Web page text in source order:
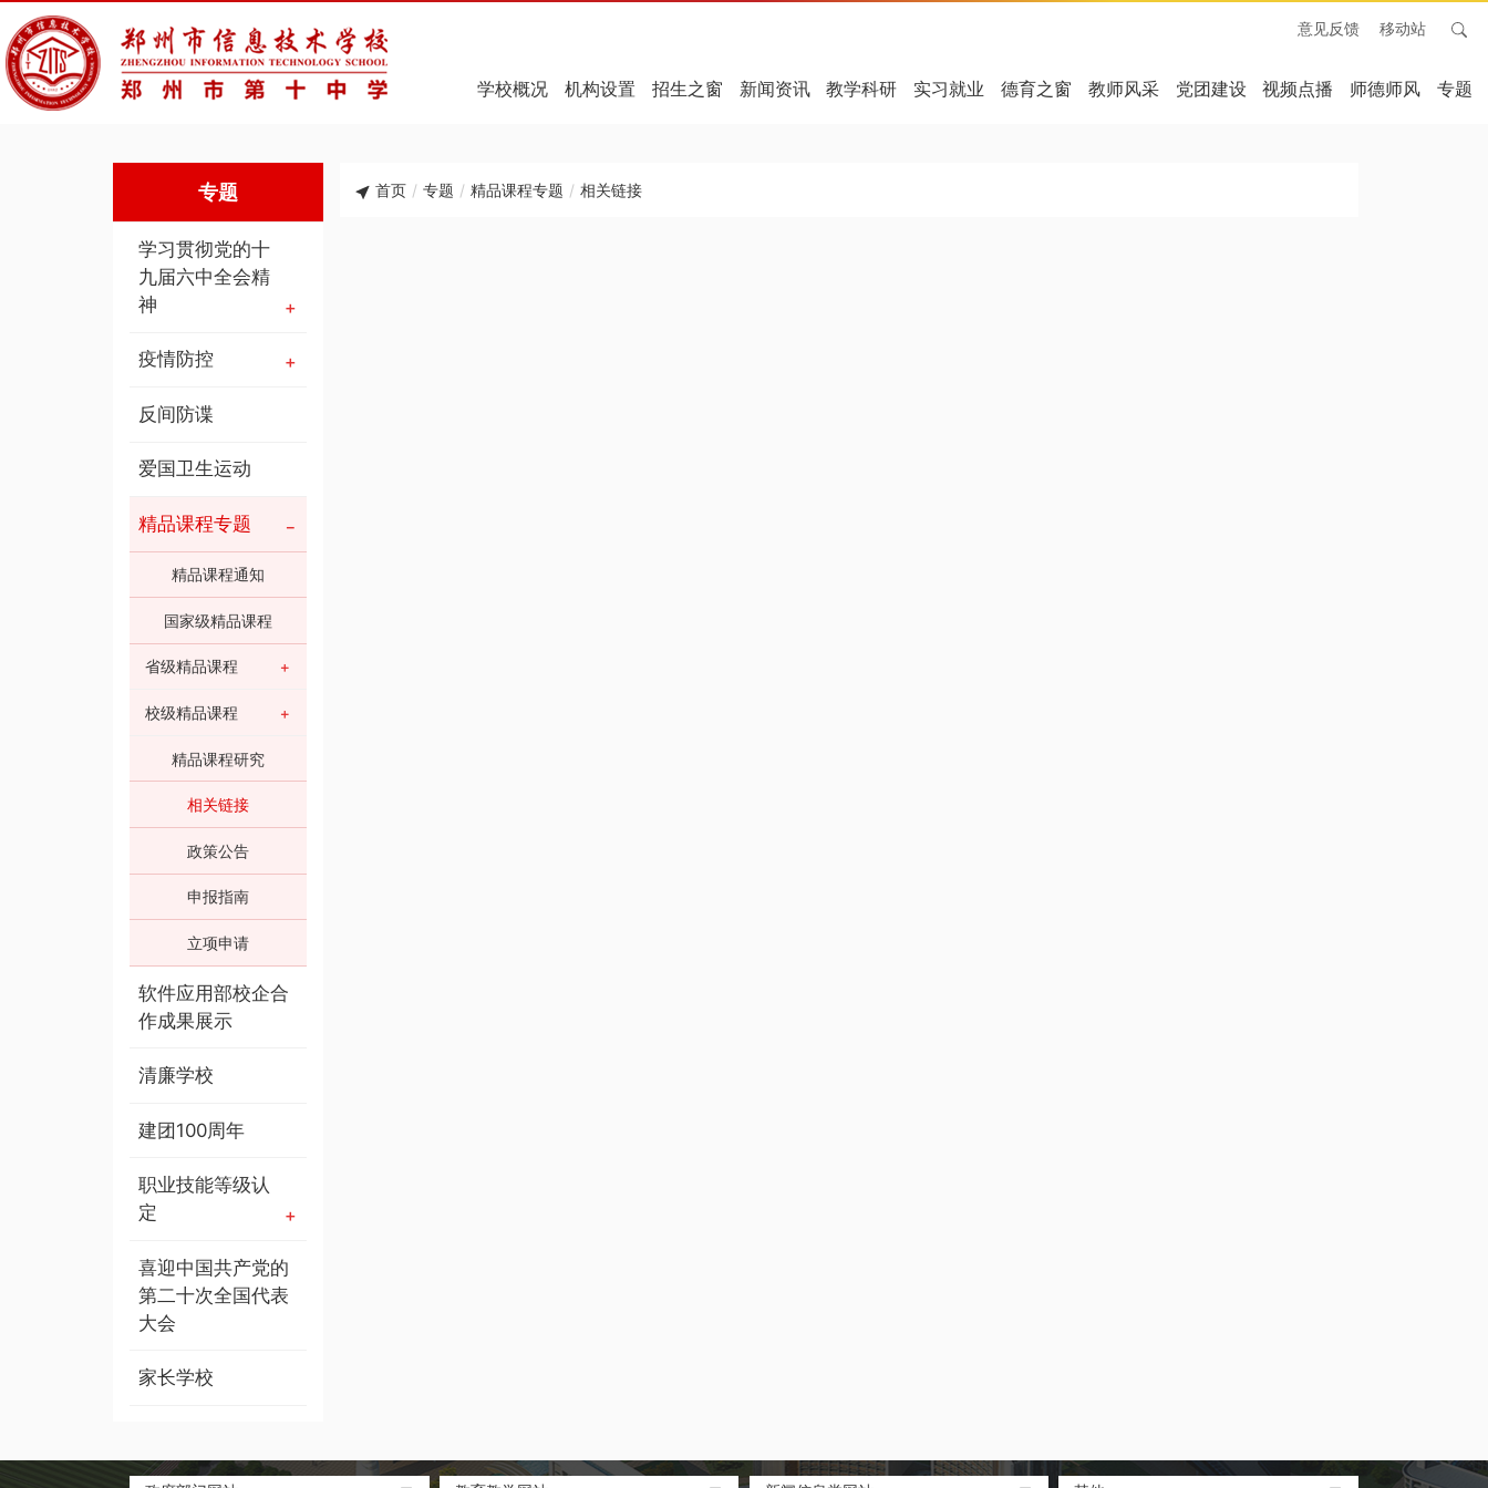
意见反馈 移动站
学校概况 机构设置 招生之窗 新闻资讯 教学科研 实习就业 德育之窗 教师风采 党团建设 视频点播 师德师风 专题
专题
学习贯彻党的十
九届六中全会精
神
疫情防控
反间防谍
爱国卫生运动
精品课程专题
精品课程通知
国家级精品课程
省级精品课程
校级精品课程
精品课程研究
相关链接
政策公告
申报指南
立项申请
软件应用部校企合
作成果展示
清廉学校
建团100周年
职业技能等级认
定
喜迎中国共产党的
第二十次全国代表
大会
家长学校
首页 / 专题 / 精品课程专题 / 相关链接